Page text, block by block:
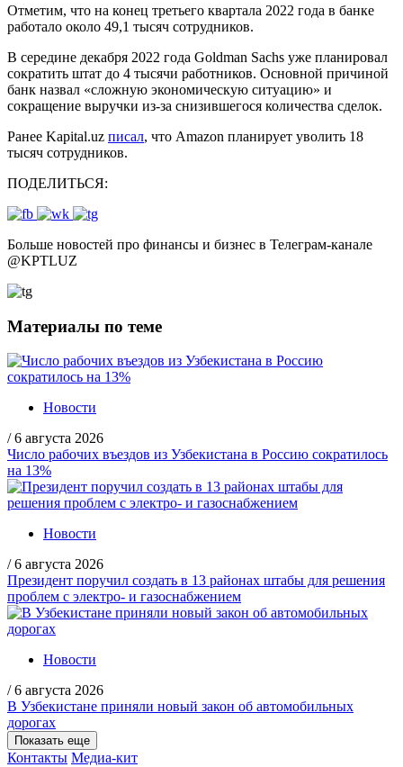
Отметим, что на конец третьего квартала 2022 года в банке
работало около 49,1 тысяч сотрудников.
В середине декабря 2022 года Goldman Sachs уже планировал
сократить штат до 4 тысячи работников. Основной причиной
банк назвал «сложную экономическую ситуацию» и
сокращение выручки из-за снизившегося количества сделок.
Ранее Kapital.uz писал, что Amazon планирует уволить 18
тысяч сотрудников.
ПОДЕЛИТЬСЯ:
Больше новостей про финансы и бизнес в Телеграм-канале
@KPTLUZ
Материалы по теме
Новости
/ 6 августа 2026
Число рабочих въездов из Узбекистана в Россию сократилось
на 13%
Новости
/ 6 августа 2026
Президент поручил создать в 13 районах штабы для решения
проблем с электро- и газоснабжением
Новости
/ 6 августа 2026
В Узбекистане приняли новый закон об автомобильных
дорогах
Показать еще
Контакты Медиа-кит